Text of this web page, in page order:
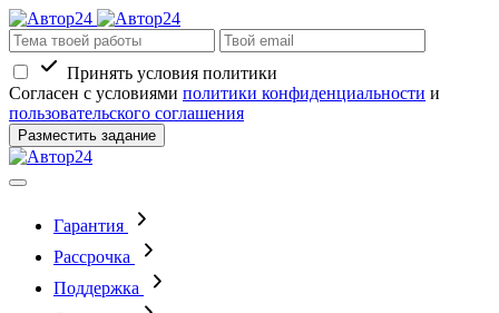
Принять условия политики
Согласен с условиями политики конфиденциальности и
пользовательского соглашения
Разместить задание
Гарантия
Рассрочка
Поддержка